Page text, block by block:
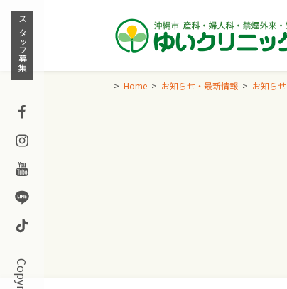
Skip
content
スタッフ募集
Facebook
Instagram
Youtube
Line
TikTok
Home お知らせ・最新情報 お知らせ